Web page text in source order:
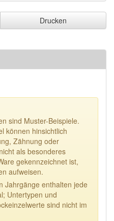
Drucken
sind Muster-Beispiele.
können hinsichtlich
Zähnung oder
als besonderes
gekennzeichnet ist,
aufweisen.
Jahrgänge enthalten jede
Untertypen und
sind nicht im